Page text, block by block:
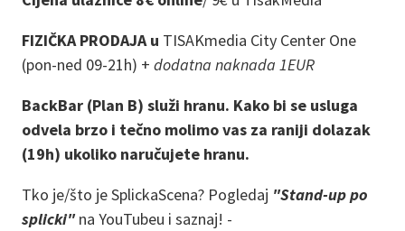
FIZIČKA PRODAJA u TISAKmedia City Center One
(pon-ned 09-21h) + dodatna naknada 1EUR
BackBar (Plan B) služi hranu. Kako bi se usluga
odvela brzo i tečno molimo vas za raniji dolazak
(19h) ukoliko naručujete hranu.
Tko je/što je SplickaScena? Pogledaj "Stand-up po
splicki"na YouTubeu i saznaj! -